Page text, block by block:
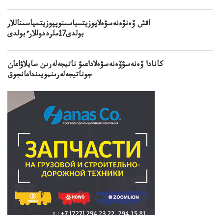
اقش ۆەنۆەنەسۋەلاپوزيتسياسىنوپپوزيتسياسىناللار
بولدى17ملرددوللارءبولدى
كانادا ۆەنەسۋۆەنەسۋەلاداعىۋ ناتيجەلەرىن سايلاۋاعان
جوناتيجەلەرىنمويىنداعانجوق